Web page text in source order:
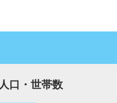
人口・世帯数